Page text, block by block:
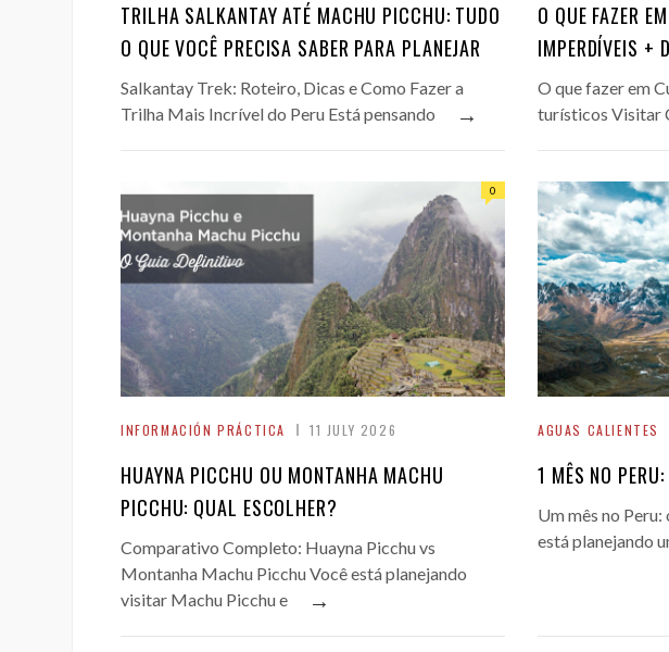
TRILHA SALKANTAY ATÉ MACHU PICCHU: TUDO
O QUE VOCÊ PRECISA SABER PARA PLANEJAR
Salkantay Trek: Roteiro, Dicas e Como Fazer a
Trilha Mais Incrível do Peru Está pensando
→
O QUE FAZER
IMPERDÍVEIS +
O que fazer em
turísticos Visitar
INFORMACIÓN PRÁCTICA 11 JULY 2026
0
HUAYNA PICCHU OU MONTANHA MACHU
PICCHU: QUAL ESCOLHER?
Comparativo Completo: Huayna Picchu vs
Montanha Machu Picchu Você está planejando
visitar Machu Picchu e
→
AGUAS CALIENTES
1 MÊS NO
Um mês no
está planejando